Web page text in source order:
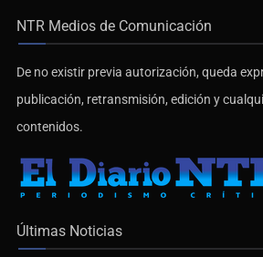
NTR Medios de Comunicación
De no existir previa autorización, queda
publicación, retransmisión, edición y
contenidos.
Últimas Noticias